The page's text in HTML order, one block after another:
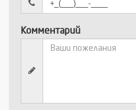
Комментарий